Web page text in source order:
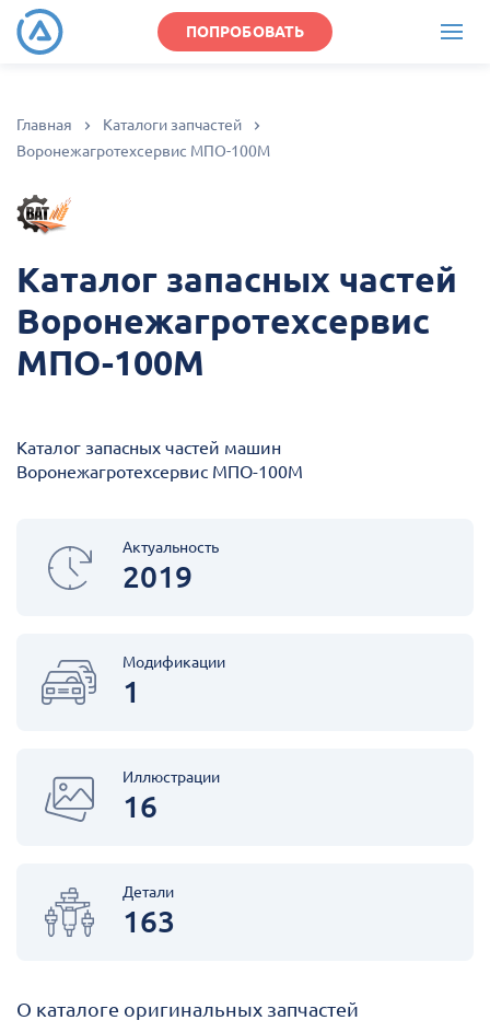
ПОПРОБОВАТЬ
Главная
Каталоги запчастей
Воронежагротехсервис МПО-100М
Каталог запасных частей
Воронежагротехсервис
МПО-100М
Каталог запасных частей машин
Воронежагротехсервис МПО-100М
Актуальность
2019
Модификации
1
Иллюстрации
16
Детали
163
О каталоге оригинальных запчастей